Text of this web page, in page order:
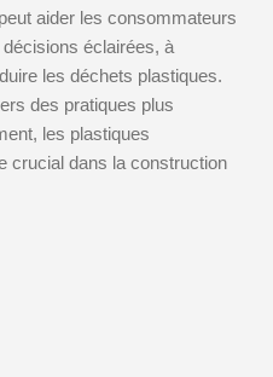
aider les consommateurs
éclairées, à
les déchets plastiques.
des pratiques plus
les plastiques
crucial dans la construction